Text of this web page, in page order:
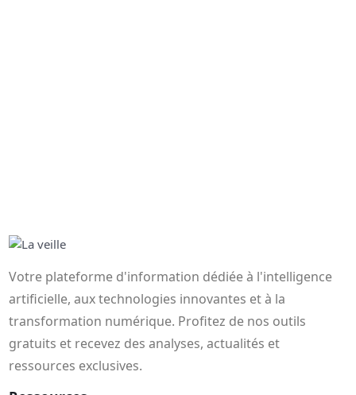
Votre plateforme d'information dédiée à l'intelligence
artificielle, aux technologies innovantes et à la
transformation numérique. Profitez de nos outils
gratuits et recevez des analyses, actualités et
ressources exclusives.